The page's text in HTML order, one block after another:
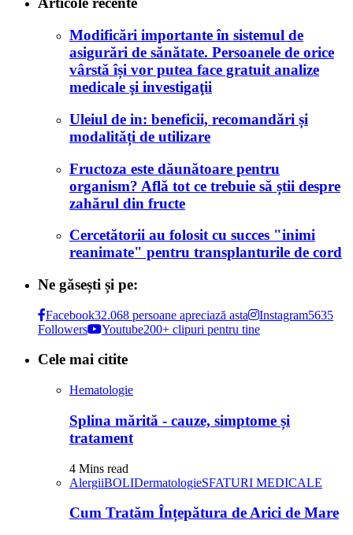
Modificări importante în sistemul de
asigurări de sănătate. Persoanele de orice
vârstă își vor putea face gratuit analize
medicale şi investigaţii
Uleiul de in: beneficii, recomandări și
modalități de utilizare
Fructoza este dăunătoare pentru
organism? Află tot ce trebuie să știi despre
zahărul din fructe
Cercetătorii au folosit cu succes "inimi
reanimate" pentru transplanturile de cord
Ne găsești și pe:
Facebook32.068 persoane apreciază asta Instagram5635
Followers
Youtube200+ clipuri pentru tine
Cele mai citite
Hematologie
Splina mărită - cauze, simptome și
tratament
4 Mins read
AlergiiBOLIDermatologieSFATURI MEDICALE
Cum Tratăm Înțepătura de Arici de Mare